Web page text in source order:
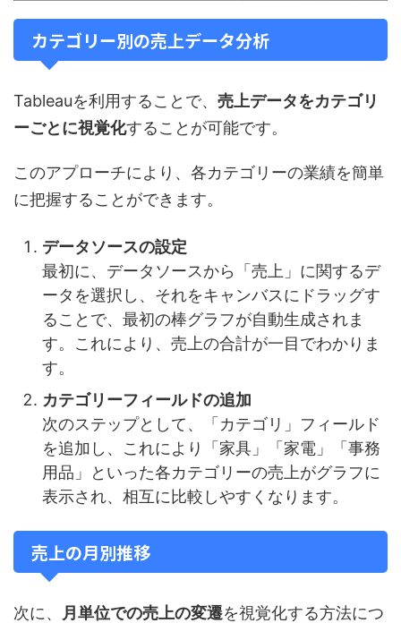
カテゴリー別の売上データ分析
Tableauを利用することで、 売上データをカテゴリ
ーごとに視覚化することが可能です。
このアプローチにより、各カテゴリーの業績を簡単
に把握することができます。
データソースの設定
最初に、データソースから「売上」に関するデ
ータを選択し、それをキャンバスにドラッグす
ることで、最初の棒グラフが自動生成されま
す。これにより、売上の合計が一目でわかりま
す。
カテゴリーフィールドの追加
次のステップとして、「カテゴリ」フィールド
を追加し、これにより「家具」「家電」「事務
用品」といった各カテゴリーの売上がグラフに
表示され、相互に比較しやすくなります。
売上の月別推移
次に、 月単位での売上の変遷を視覚化する方法につ